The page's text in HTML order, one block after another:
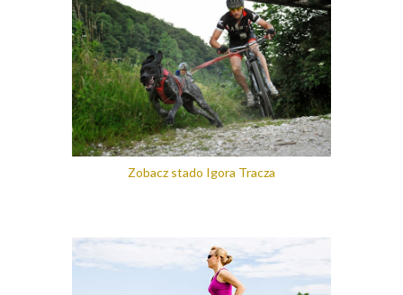
Zobacz stado Igora Tracza